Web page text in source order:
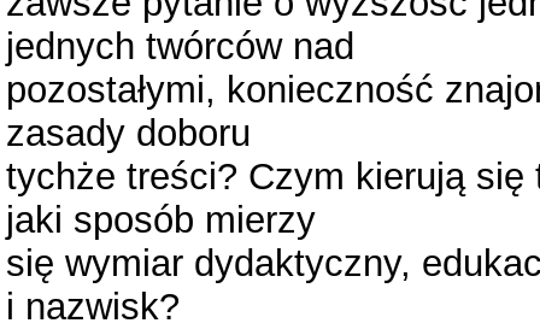
jednych twórców nad
pozostałymi, konieczność
zasady doboru
tychże treści? Czym kierują
jaki sposób mierzy
się wymiar dydaktyczny,
i nazwisk?